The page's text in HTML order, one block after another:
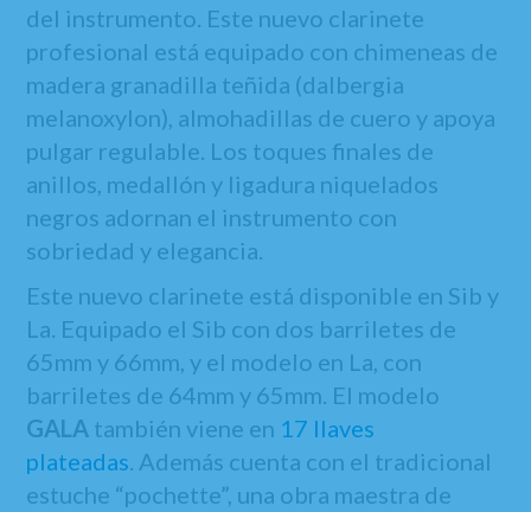
del instrumento. Este nuevo clarinete
profesional está equipado con chimeneas de
madera granadilla teñida (dalbergia
melanoxylon), almohadillas de cuero y apoya
pulgar regulable. Los toques finales de
anillos, medallón y ligadura niquelados
negros adornan el instrumento con
sobriedad y elegancia.
Este nuevo clarinete está disponible en Sib y
La. Equipado el Sib con dos barriletes de
65mm y 66mm, y el modelo en La, con
barriletes de 64mm y 65mm. El modelo
GALA también viene en 17 llaves
plateadas. Además cuenta con el tradicional
estuche “pochette”, una obra maestra de